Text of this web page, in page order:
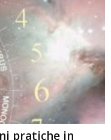
pratiche in